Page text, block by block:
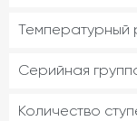
Температурный
Серийная
Количество